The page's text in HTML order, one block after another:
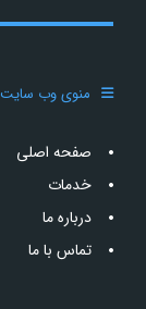
منوی وب سایت
صفحه اصلی
خدمات
درباره ما
تماس با ما